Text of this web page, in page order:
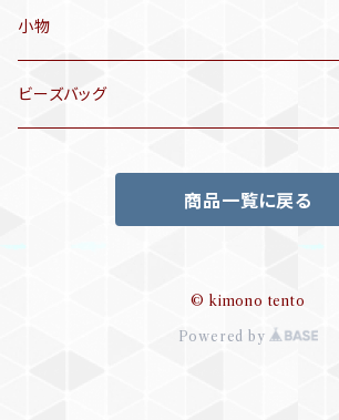
洒落袋帯
袋帯
リサイクル着物
訪問着、付下げ、色無地
リサイクル色無地
小物
帯揚げ
ビーズバッグ
商品一覧に戻る
© kimono tento
Powered by